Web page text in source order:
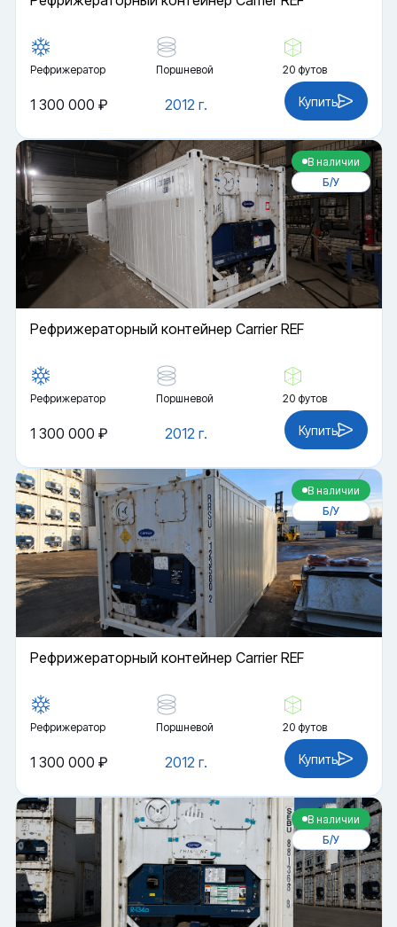
Рефрижератор Поршневой 20 футов
2012 г.
1 300 000 ₽ Купить
В наличии
Б/У
Рефрижераторный контейнер Carrier REF
Рефрижератор Поршневой 20 футов
2012 г.
1 300 000 ₽ Купить
В наличии
Б/У
Рефрижераторный контейнер Carrier REF
Рефрижератор Поршневой 20 футов
2012 г.
1 300 000 ₽ Купить
В наличии
Б/У